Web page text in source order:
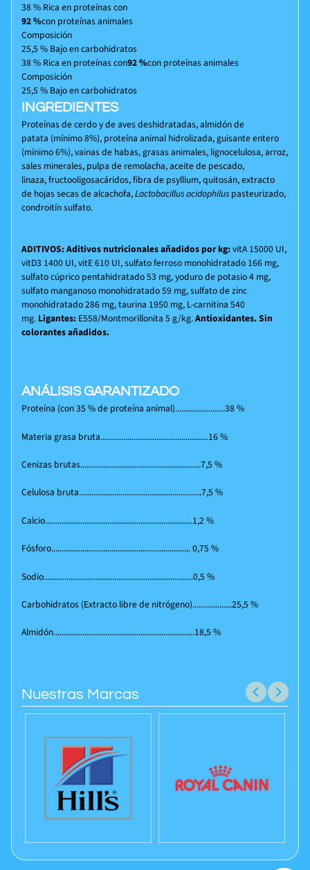
38 % Rica en proteínascon
92 %con proteínas animales
Composición
25,5 % Bajo en carbohidratos
38 % Rica en proteínascon92 %con proteínas animales
Composición
25,5 % Bajo en carbohidratos
INGREDIENTES
Proteínas de cerdo y de aves deshidratadas, almidón de
patata (mínimo 8%), proteína animal hidrolizada, guisante entero
(mínimo 6%), vainas de habas, grasas animales, lignocelulosa, arroz,
sales minerales, pulpa de remolacha, aceite de pescado,
linaza, fructooligosacáridos, fibra de psyllium, quitosán, extracto
de hojas secas de alcachofa,Lactobacillus acidophiluspasteurizado,
condroitín sulfato.
ADITIVOS: Aditivos nutricionales añadidos por kg:vitA 15000 UI,
vitD3 1400 UI, vitE 610 UI, sulfato ferroso monohidratado 166 mg,
sulfato cúprico pentahidratado 53 mg, yoduro de potasio 4 mg,
sulfato manganoso monohidratado 59 mg, sulfato de zinc
monohidratado 286 mg, taurina 1950 mg, L-carnitina 540
mg. Ligantes: E558/Montmorillonita 5 g/kg.Antioxidantes. Sin
colorantes añadidos.
ANÁLISIS GARANTIZADO
Proteína (con 35 % de proteína animal)........................38 %
Materia grasa bruta....................................................16 %
Cenizas brutas..........................................................7,5 %
Celulosa bruta...........................................................7,5 %
Calcio.......................................................................1,2 %
Fósforo................................................................... 0,75 %
Sodio........................................................................0,5 %
Carbohidratos (Extracto libre de nitrógeno)...................25,5 %
Almidón....................................................................18,5 %
Nuestras Marcas